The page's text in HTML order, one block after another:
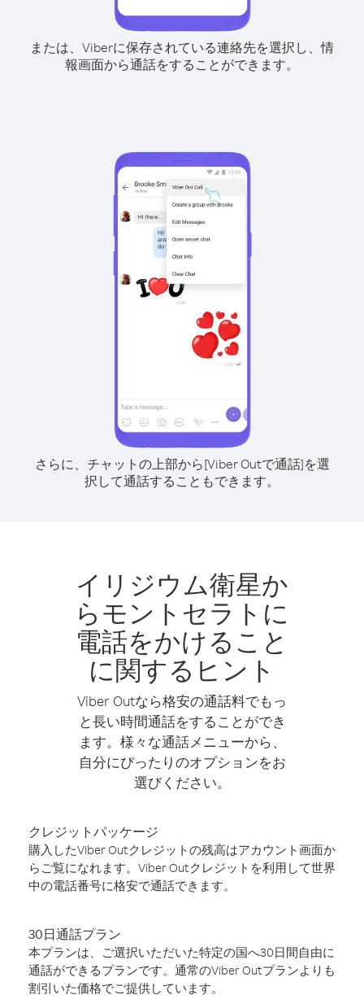
または、Viberに保存されている連絡先を選択し、情
報画面から通話をすることができます。
さらに、チャットの上部から[Viber Outで通話]を選
択して通話することもできます。
イリジウム衛星か
らモントセラトに
電話をかけること
に関するヒント
Viber Outなら格安の通話料でもっ
と長い時間通話をすることができ
ます。様々な通話メニューから、
自分にぴったりのオプションをお
選びください。
クレジットパッケージ
購入したViber Outクレジットの残高はアカウント画面か
らご覧になれます。Viber Outクレジットを利用して世界
中の電話番号に格安で通話できます。
30日通話プラン
本プランは、ご選択いただいた特定の国へ30日間自由に
通話ができるプランです。通常のViber Outプランよりも
割引いた価格でご提供しています。